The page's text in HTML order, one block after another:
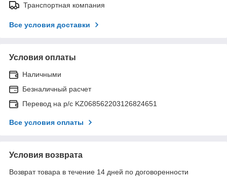
Транспортная компания
Все условия доставки
Условия оплаты
Наличными
Безналичный расчет
Перевод на р/с KZ068562203126824651
Все условия оплаты
Условия возврата
Возврат товара в течение 14 дней по договоренности